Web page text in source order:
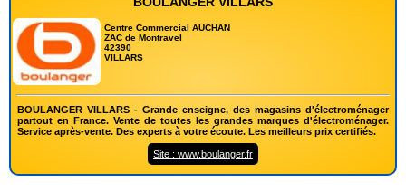
Centre Commercial AUCHAN
ZAC de Montravel
42390
VILLARS
BOULANGER VILLARS - Grande enseigne, des magasins d'électroménager
partout en France. Vente de toutes les grandes marques d'électroménager.
Service après-vente. Des experts à votre écoute. Les meilleurs prix certifiés.
Site : www.boulanger.fr